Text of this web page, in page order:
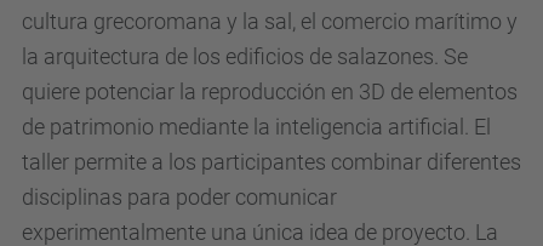
cultura grecoromana y la sal, el comercio marítimo y
la arquitectura de los edificios de salazones. Se
quiere potenciar la reproducción en 3D de elementos
de patrimonio mediante la inteligencia artificial. El
taller permite a los participantes combinar diferentes
disciplinas para poder comunicar
experimentalmente una única idea de proyecto. La